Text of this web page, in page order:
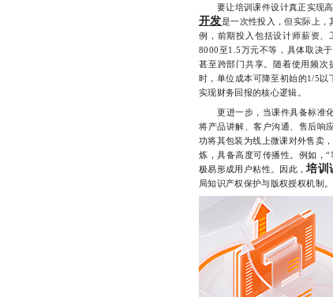
要让培训课件设计真正实现高
开发是一次性投入，但实际上，
例，前期投入包括设计师薪资、
8000至1.5万元不等，具体取决
甚至跨部门共享。随着使用频次
时，单位成本可降至初始的1/5以
实现财务回报的核心逻辑。
更进一步，当课件具备标准化
将产品讲解、客户沟通、售后响
功将其包装为线上微课对外售卖
炼，具备高度可传播性。例如，
极易形成用户粘性。因此，培训
局知识产权保护与版权授权机制。